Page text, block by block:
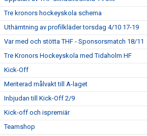
Tre kronors hockeyskola schema
Uthämtning av profilkläder torsdag 4/10 17-19
Var med och stötta THF - Sponsorsmatch 18/11
Tre Kronors Hockeyskola med Tidaholm HF
Kick-Off
Meriterad målvakt till A-laget
Inbjudan till Kick-Off 2/9
Kick-off och ispremiär
Teamshop